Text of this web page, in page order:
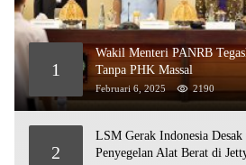
1
Wakil Menteri PANRB
Tanpa PHK Massal
Februari 6, 2025 2190
2
LSM Gerak Indonesia Desak
Penyegelan Alat Berat di